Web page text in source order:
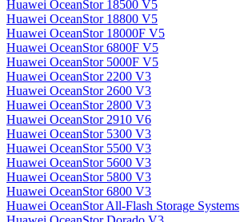
Huawei OceanStor 18500 V5
Huawei OceanStor 18800 V5
Huawei OceanStor 18000F V5
Huawei OceanStor 6800F V5
Huawei OceanStor 5000F V5
Huawei OceanStor 2200 V3
Huawei OceanStor 2600 V3
Huawei OceanStor 2800 V3
Huawei OceanStor 2910 V6
Huawei OceanStor 5300 V3
Huawei OceanStor 5500 V3
Huawei OceanStor 5600 V3
Huawei OceanStor 5800 V3
Huawei OceanStor 6800 V3
Huawei OceanStor All-Flash Storage Systems